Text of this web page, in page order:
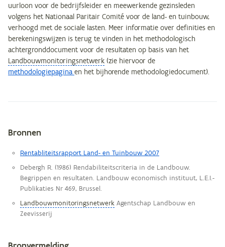
uurloon voor de bedrijfsleider en meewerkende gezinsleden
volgens het Nationaal Paritair Comité voor de land- en tuinbouw,
verhoogd met de sociale lasten. Meer informatie over definities en
berekeningswijzen is terug te vinden in het methodologisch
achtergronddocument voor de resultaten op basis van het
Landbouwmonitoringsnetwerk (zie hiervoor de
methodologiepagina en het bijhorende methodologiedocument).
Metagegevens
Bronnen
Rentabliteitsrapport Land- en Tuinbouw 2007
Debergh R. (1986) Rendabiliteitscriteria in de Landbouw.
Begrippen en resultaten. Landbouw economisch instituut, L.E.I.-
Publikaties Nr 469, Brussel.
Landbouwmonitoringsnetwerk Agentschap Landbouw en
Zeevisserij